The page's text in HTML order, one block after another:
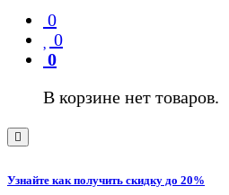
0
0
0
В корзине нет товаров.
Узнайте как получить скидку до 20%